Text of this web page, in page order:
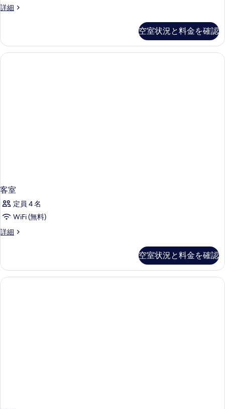
を
す
る
の
真
を
詳細
ス
の
詳
細
空室状況と料金を確認
客室
定員 4 名
WiFi (無料)
詳細
客
細
空室状況と料金を確認